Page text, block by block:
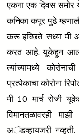
एकना एक दिवस समोर
कनिका कपूर पुढे
करू इच्छिते. सध्या मी
करत आहे. यूकेहून
त्यांच्यामध्ये
प्रत्येकाचा कोरोना
मी 10 मार्च रोजी
विमानतळावरही
अॅडव्हायजरी